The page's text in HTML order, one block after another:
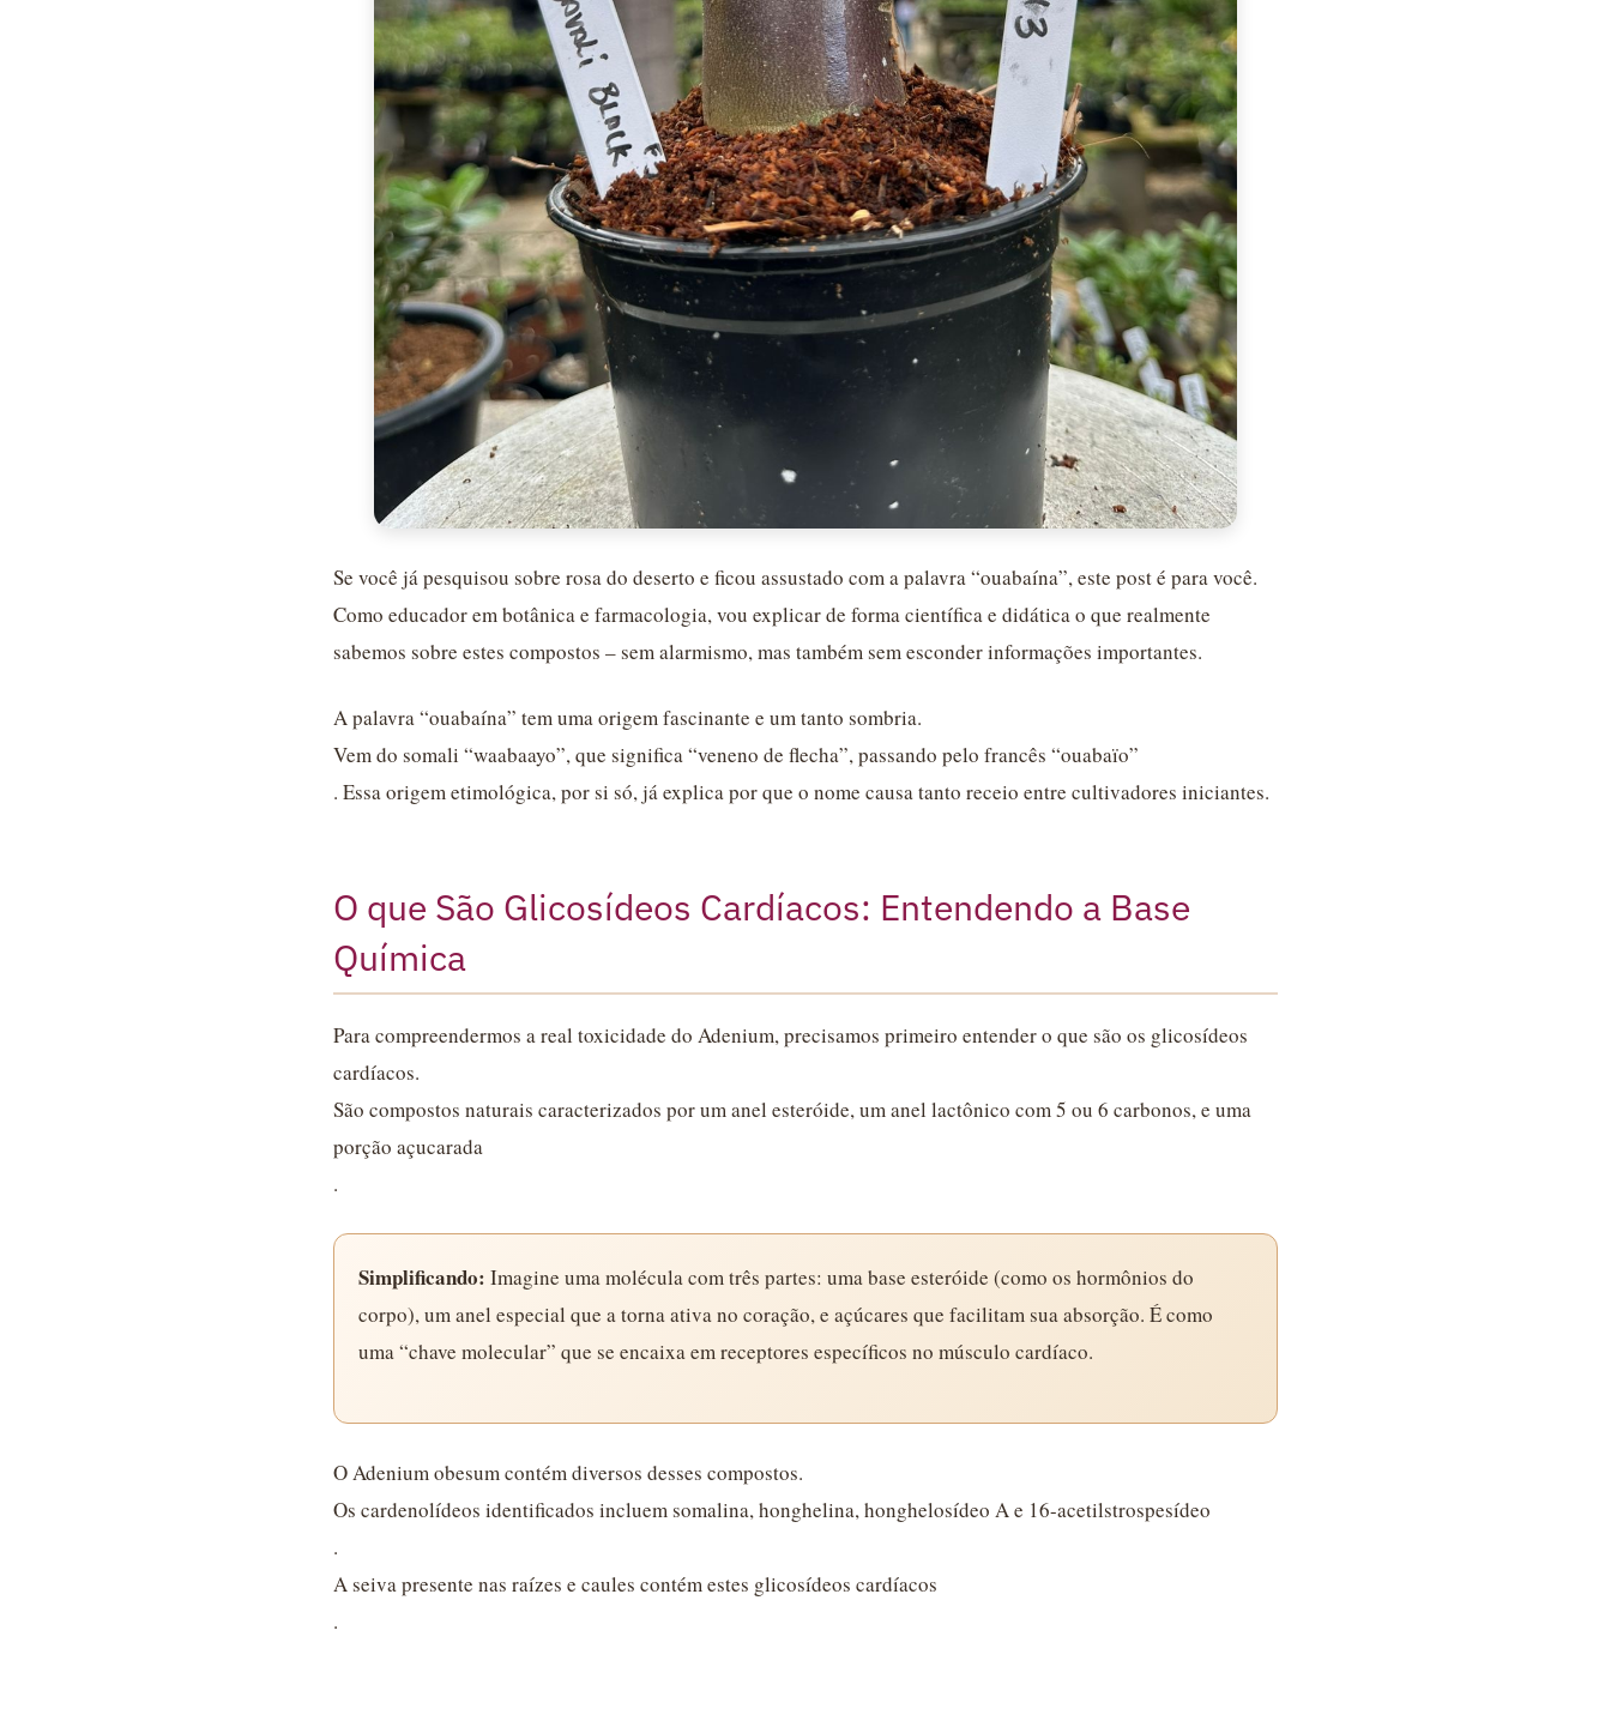
Se você já pesquisou sobre rosa do deserto e ficou assustado com a palavra “ouabaína”, este post é para você.
Como educador em botânica e farmacologia, vou explicar de forma científica e didática o que realmente
sabemos sobre estes compostos – sem alarmismo, mas também sem esconder informações importantes.
A palavra “ouabaína” tem uma origem fascinante e um tanto sombria.
Vem do somali “waabaayo”, que significa “veneno de flecha”, passando pelo francês “ouabaïo”
. Essa origem etimológica, por si só, já explica por que o nome causa tanto receio entre cultivadores iniciantes.
O que São Glicosídeos Cardíacos: Entendendo a Base
Química
Para compreendermos a real toxicidade do Adenium, precisamos primeiro entender o que são os glicosídeos
cardíacos.
São compostos naturais caracterizados por um anel esteróide, um anel lactônico com 5 ou 6 carbonos, e uma
porção açucarada
.
Simplificando: Imagine uma molécula com três partes: uma base esteróide (como os hormônios do
corpo), um anel especial que a torna ativa no coração, e açúcares que facilitam sua absorção. É como
uma “chave molecular” que se encaixa em receptores específicos no músculo cardíaco.
O Adenium obesum contém diversos desses compostos.
Os cardenolídeos identificados incluem somalina, honghelina, honghelosídeo A e 16-acetilstrospesídeo
.
A seiva presente nas raízes e caules contém estes glicosídeos cardíacos
.